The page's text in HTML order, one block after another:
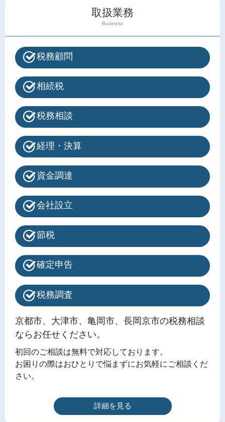
取扱業務
Business
税務顧問
相続税
税務相談
経理・決算
資金調達
会社設立
節税
確定申告
税務調査
京都市、大津市、亀岡市、長岡京市の税務相談
ならお任せください。
初回のご相談は無料で対応しております。
お困りの際はおひとりで悩まずにお気軽にご相談くだ
さい。
詳細を見る